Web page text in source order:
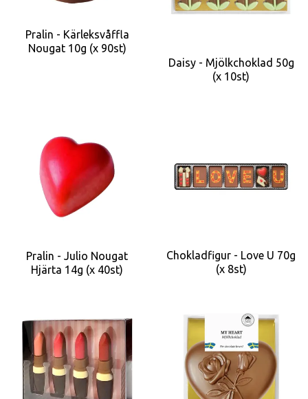
Pralin - Kärleksvåffla
Nougat 10g (x 90st)
Daisy - Mjölkchoklad 50g
(x 10st)
Pralin - Julio Nougat
Hjärta 14g (x 40st)
Chokladfigur - Love U 70g
(x 8st)